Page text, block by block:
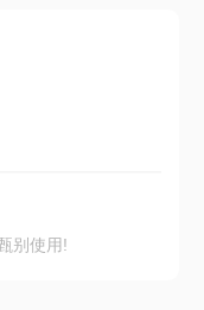
别使用!